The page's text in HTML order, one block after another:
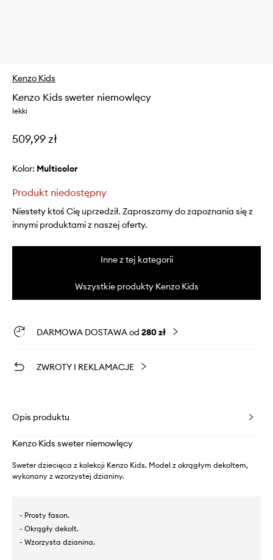
Kenzo Kids
Kenzo Kids sweter niemowlęcy
lekki
509,99 zł
Kolor: multicolor
Produkt niedostępny
Niestety ktoś Cię uprzedził. Zapraszamy do zapoznania się z
innymi produktami z naszej oferty.
Inne z tej kategorii
Wszystkie produkty Kenzo Kids
DARMOWA DOSTAWA od 280 zł
ZWROTY I REKLAMACJE
Opis produktu
Kenzo Kids sweter niemowlęcy
Sweter dziecięca z kolekcji Kenzo Kids. Model z okrągłym dekoltem,
wykonany z wzorzystej dzianiny.
- Prosty fason.
- Okrągły dekolt.
- Wzorzysta dzianina.